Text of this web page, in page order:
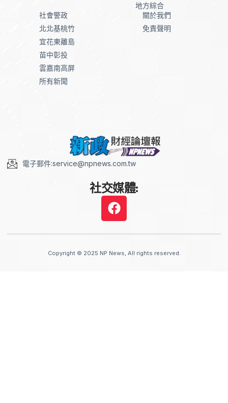
地方綜合
社會警政
北北基桃竹
宜花東離島
苗中彰投
雲嘉南高屏
所有新聞
關於我們
免責聲明
電子郵件:service@npnews.com.tw
社交媒體:
Copyright © 2025 NP News, All rights reserved.